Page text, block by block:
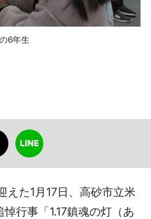
6年生
えた1月17日、高砂市立米
行事「1.17鎮魂の灯（あ